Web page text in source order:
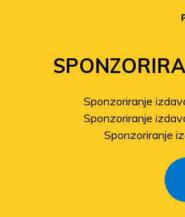
Sponzoriranje
Sponzoriranje
Sponzoriranje